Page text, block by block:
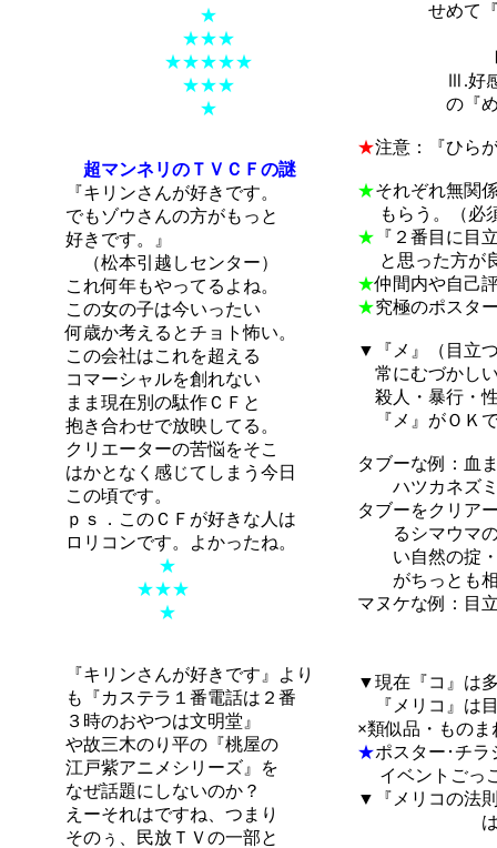
★
★★★
★★★★★
★★★
★
超マンネリのＴＶＣＦの謎
『キリンさんが好きです。
でもゾウさんの方がもっと
好きです。』
（松本引越しセンター）
これ何年もやってるよね。
この女の子は今いったい
何歳か考えるとチョト怖い。
この会社はこれを超える
コマーシャルを創れない
まま現在別の駄作ＣＦと
抱き合わせで放映してる。
クリエーターの苦悩をそこ
はかとなく感じてしまう今日
この頃です。
ｐｓ．このＣＦが好きな人は
ロリコンです。よかったね。
★
★★★
★
せめて『ひ
Ⅱ.理解で
Ⅲ.好感を持
の『めりこ』
★注意：『ひら
★それぞれ無関
もらう。（必
★ 『２番目に目
と思った方が
★仲間内や自己
★究極のポスタ
▼『メ』（目立
常にむづかし
殺人・暴行・
『メ』がＯＫ
タブーな例：血
ハツカネズミ
タブーをクリア
るシマウマの
い自然の掟・
がちっとも相
マヌケな例：目
『キリンさんが好きです』より
も『カステラ１番電話は２番
３時のおやつは文明堂』
や故三木のり平の『桃屋の
江戸紫アニメシリーズ』を
なぜ話題にしないのか？
えーそれはですね、つまり
そのぅ、民放ＴＶの一部と
▼現在『コ』は
『メリコ』は
×類似品・もの
★ポスター･チ
イベントごっ
▼『メリコの法
はずれた分